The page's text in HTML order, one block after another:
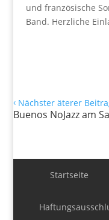
und französische
Band. Herzliche
‹ Nächster äterer
Buenos NoJazz am
Startseite